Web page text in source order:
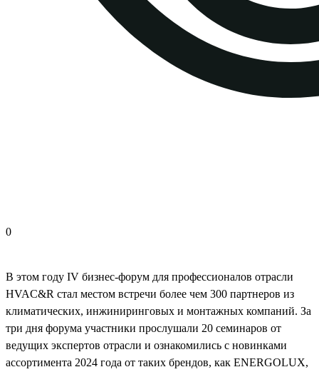
0
В этом году IV бизнес-форум для профессионалов отрасли
HVAC&R стал местом встречи более чем 300 партнеров из
климатических, инжиниринговых и монтажных компаний. За
три дня форума участники прослушали 20 семинаров от
ведущих экспертов отрасли и ознакомились с новинками
ассортимента 2024 года от таких брендов, как ENERGOLUX,